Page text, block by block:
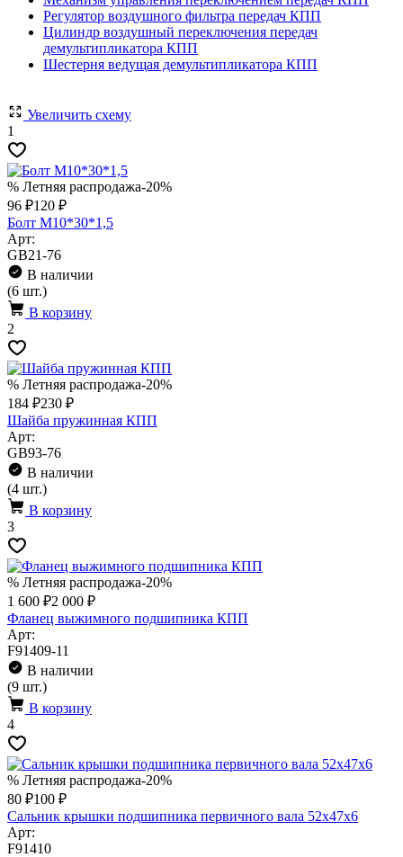
Регулятор воздушного фильтра передач КПП
Цилиндр воздушный переключения передач
демультипликатора КПП
Шестерня ведущая демультипликатора КПП
Увеличить схему
1
% Летняя распродажа-20%
96 ₽120 ₽
Болт M10*30*1,5
Арт:
GB21-76
В наличии
(6 шт.)
В корзину
2
% Летняя распродажа-20%
184 ₽230 ₽
Шайба пружинная КПП
Арт:
GB93-76
В наличии
(4 шт.)
В корзину
3
% Летняя распродажа-20%
1 600 ₽2 000 ₽
Фланец выжимного подшипника КПП
Арт:
F91409-11
В наличии
(9 шт.)
В корзину
4
% Летняя распродажа-20%
80 ₽100 ₽
Сальник крышки подшипника первичного вала 52x47x6
Арт:
F91410